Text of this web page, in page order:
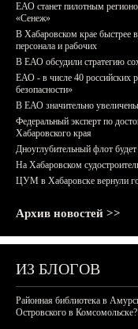
ЕАО станет пилотным
«Сенеж»
В Хабаровском крае быстрее
персонала и рабочих
В ЕАО обсудили стратегию
ЕАО - в числе 40 российских
безопасности»
В ЕАО значительно
Федеральный эксперт по
Хабаровского края
Дноуглубительный флот
На Хабаровском
ЦУМ в Хабаровске вернули
Архив новостей >>
ИЗ БЛОГОВ
Районная библиотека в
Островского в